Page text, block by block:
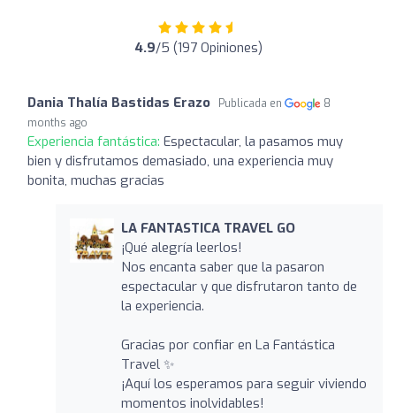
4.9/5 (197 Opiniones)
Dania Thalía Bastidas Erazo Publicada en
8
months ago
Experiencia fantástica: Espectacular, la pasamos muy
bien y disfrutamos demasiado, una experiencia muy
bonita, muchas gracias
LA FANTASTICA TRAVEL GO
¡Qué alegría leerlos!
Nos encanta saber que la pasaron
espectacular y que disfrutaron tanto de
la experiencia.
Gracias por confiar en La Fantástica
Travel ✨
¡Aquí los esperamos para seguir viviendo
momentos inolvidables!